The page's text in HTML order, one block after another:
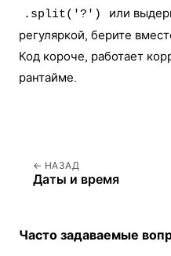
.split('?')
или
регуляркой, берите
Код короче, работает
рантайме.
НАЗАД
Даты и время
Часто задаваемые